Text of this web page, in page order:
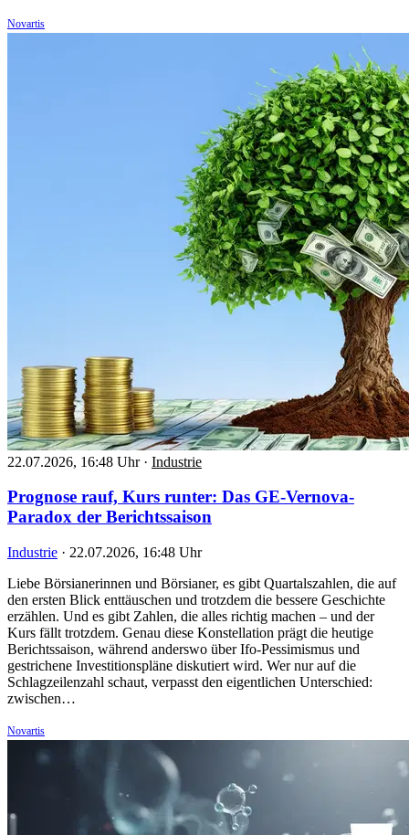
Novartis
22.07.2026, 16:48 Uhr · Industrie
Prognose rauf, Kurs runter: Das GE-Vernova-
Paradox der Berichtssaison
Industrie · 22.07.2026, 16:48 Uhr
Liebe Börsianerinnen und Börsianer, es gibt Quartalszahlen, die auf
den ersten Blick enttäuschen und trotzdem die bessere Geschichte
erzählen. Und es gibt Zahlen, die alles richtig machen – und der
Kurs fällt trotzdem. Genau diese Konstellation prägt die heutige
Berichtssaison, während anderswo über Ifo-Pessimismus und
gestrichene Investitionspläne diskutiert wird. Wer nur auf die
Schlagzeilenzahl schaut, verpasst den eigentlichen Unterschied:
zwischen…
Novartis